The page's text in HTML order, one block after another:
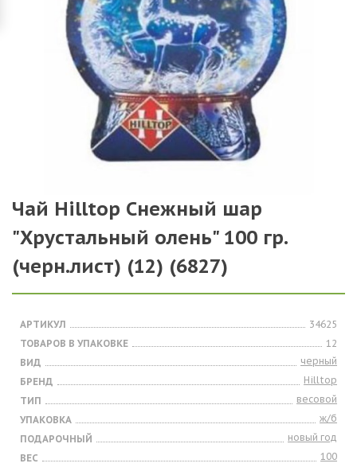
Чай Hilltop Снежный шар
"Хрустальный олень" 100 гр.
(черн.лист) (12) (6827)
АРТИКУЛ
34625
ТОВАРОВ В УПАКОВКЕ
12
ВИД
черный
БРЕНД
Hilltop
ТИП
весовой
УПАКОВКА
ж/б
ПОДАРОЧНЫЙ
новый год
ВЕС
100